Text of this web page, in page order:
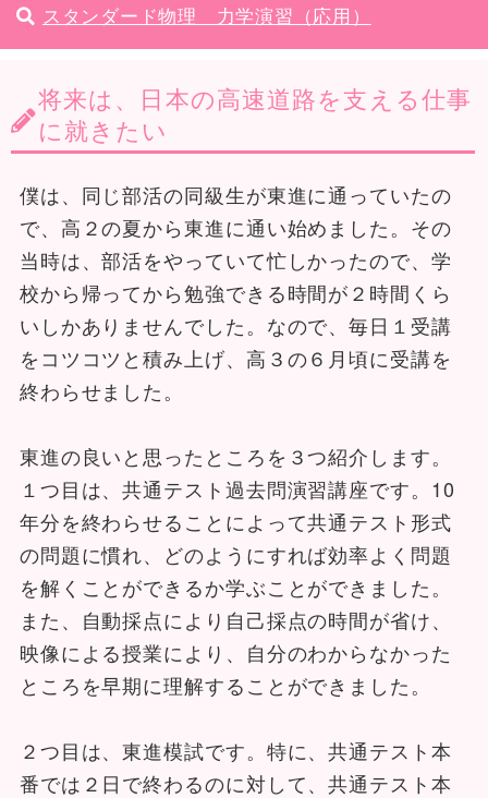
スタンダード物理 力学演習（応用）
将来は、日本の高速道路を支える仕事
に就きたい
僕は、同じ部活の同級生が東進に通っていたの
で、高２の夏から東進に通い始めました。その
当時は、部活をやっていて忙しかったので、学
校から帰ってから勉強できる時間が２時間くら
いしかありませんでした。なので、毎日１受講
をコツコツと積み上げ、高３の６月頃に受講を
終わらせました。
東進の良いと思ったところを３つ紹介します。
１つ目は、共通テスト過去問演習講座です。10
年分を終わらせることによって共通テスト形式
の問題に慣れ、どのようにすれば効率よく問題
を解くことができるか学ぶことができました。
また、自動採点により自己採点の時間が省け、
映像による授業により、自分のわからなかった
ところを早期に理解することができました。
２つ目は、東進模試です。特に、共通テスト本
番では２日で終わるのに対して、共通テスト本